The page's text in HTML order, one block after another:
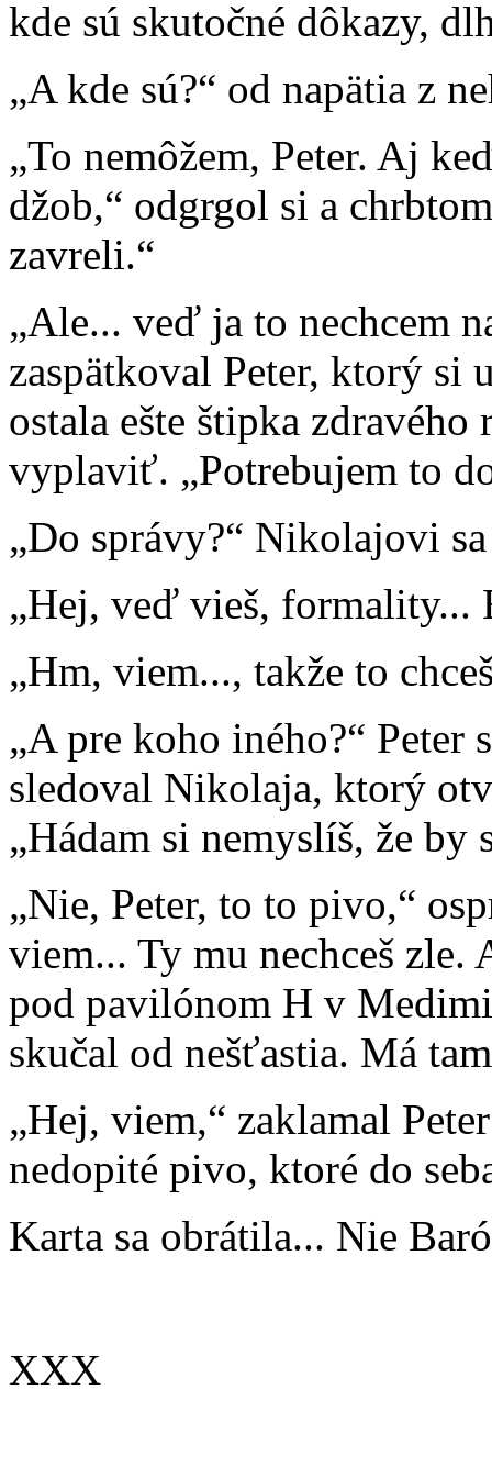
kde sú skutočné dôkazy,
„A kde sú?“ od napätia z
„To nemôžem, Peter. Aj
džob,“ odgrgol si a
zavreli.“
„Ale... veď ja to nechcem
zaspätkoval Peter, ktorý
ostala ešte štipka
vyplaviť. „Potrebujem to
„Do správy?“ Nikolajovi
„Hej, veď vieš, formality...
„Hm, viem..., takže to
„A pre koho iného?“ Peter
sledoval Nikolaja, ktorý
„Hádam si nemyslíš, že by
„Nie, Peter, to to pivo,“
viem... Ty mu nechceš zle.
pod pavilónom H v
skučal od nešťastia. Má
„Hej, viem,“ zaklamal
nedopité pivo, ktoré do
Karta sa obrátila... Nie
XXX